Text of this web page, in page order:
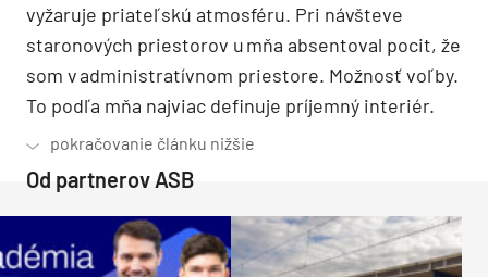
vyžaruje priateľskú atmosféru. Pri návšteve
staronových priestorov u mňa absentoval pocit, že
som v administratívnom priestore. Možnosť voľby.
To podľa mňa najviac definuje príjemný interiér.
Od partnerov ASB